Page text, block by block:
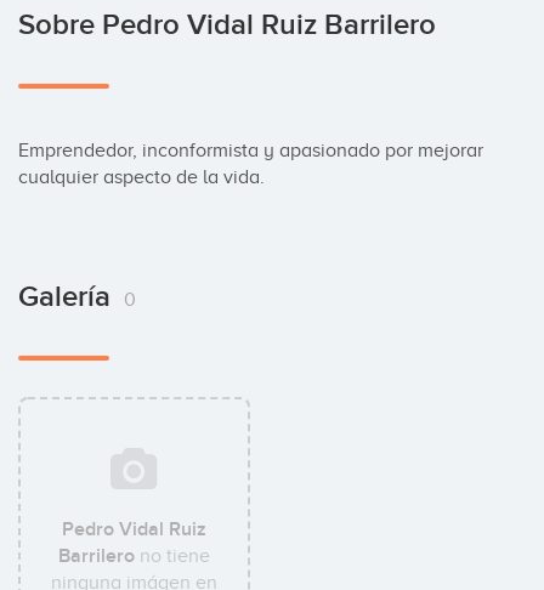
Sobre Pedro Vidal Ruiz Barrilero
Emprendedor, inconformista y apasionado por mejorar
cualquier aspecto de la vida.
Galería 0
Pedro Vidal Ruiz
Barrilero no tiene
ninguna imágen en